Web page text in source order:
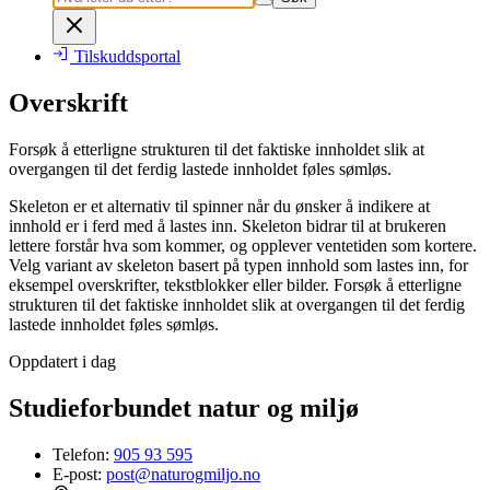
Tilskuddsportal
Overskrift
Forsøk å etterligne strukturen til det faktiske innholdet slik at
overgangen til det ferdig lastede innholdet føles sømløs.
Skeleton er et alternativ til spinner når du ønsker å indikere at
innhold er i ferd med å lastes inn. Skeleton bidrar til at brukeren
lettere forstår hva som kommer, og opplever ventetiden som kortere.
Velg variant av skeleton basert på typen innhold som lastes inn, for
eksempel overskrifter, tekstblokker eller bilder. Forsøk å etterligne
strukturen til det faktiske innholdet slik at overgangen til det ferdig
lastede innholdet føles sømløs.
Oppdatert i dag
Studieforbundet natur og miljø
Telefon: 905 93 595
E-post: post@naturogmiljo.no